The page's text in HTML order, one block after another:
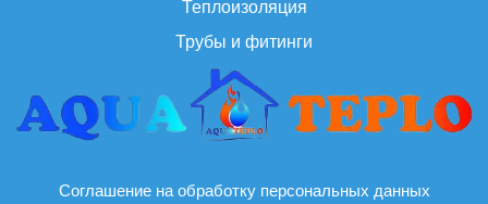
Теплоизоляция
Трубы и фитинги
Соглашение на обработку персональных данных